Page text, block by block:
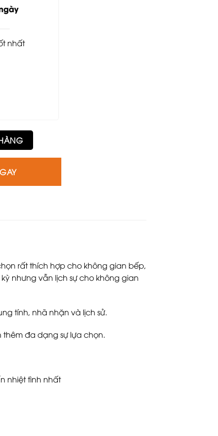
nhất
Eames số lượng
rất thích hợp cho không gian bếp,
nhưng vẫn lịch sự cho không gian
tính, nhã nhặn và lịch sử.
đa dạng sự lựa chọn.
nhiệt tình nhất